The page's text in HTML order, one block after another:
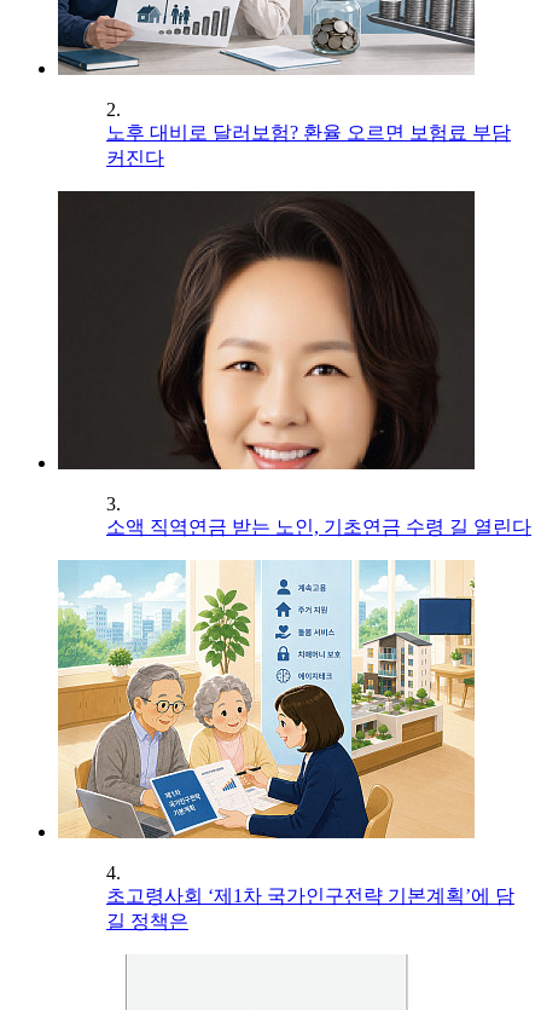
2.
노후 대비로 달러보험? 환율 오르면 보험료 부담
커진다
3.
소액 직역연금 받는 노인, 기초연금 수령 길 열린다
4.
초고령사회 ‘제1차 국가인구전략 기본계획’에 담
길 정책은